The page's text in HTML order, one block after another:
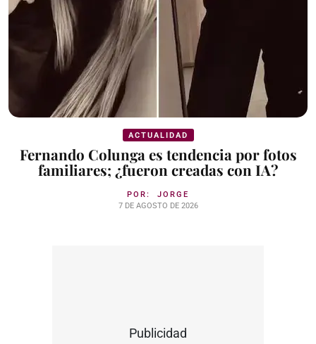
ACTUALIDAD
Fernando Colunga es tendencia por fotos
familiares; ¿fueron creadas con IA?
POR: JORGE
7 DE AGOSTO DE 2026
Publicidad